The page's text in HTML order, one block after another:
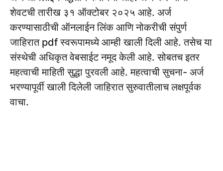
शेवटची तारीख ३१ ऑक्टोबर २०२५ आहे. अर्ज
करण्यासाठीची ऑनलाईन लिंक आणि नोकरीची संपुर्ण
जाहिरात pdf स्वरूपामध्ये आम्ही खाली दिली आहे. तसेच या
संस्थेची अधिकृत वेबसाईट नमूद केली आहे. सोबतच इतर
महत्वाची माहिती सुद्धा पुरवली आहे. महत्वाची सुचना- अर्ज
भरण्यापूर्वी खाली दिलेली जाहिरात सुरुवातीलाच लक्षपूर्वक
वाचा.